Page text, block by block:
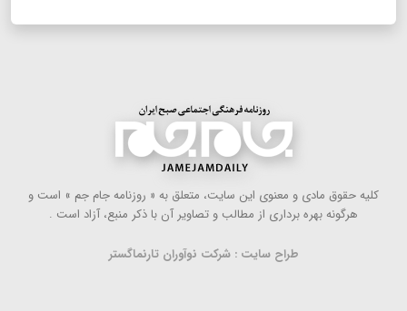
كلیه حقوق مادی و معنوی این سایت، متعلق به « روزنامه جام جم » است و
هرگونه بهره ‌برداری از مطالب و تصاویر آن با ذكر منبع، آزاد است .
طراح سایت : شرکت نوآوران تارنماگستر